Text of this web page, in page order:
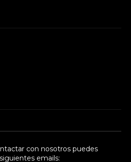
con nosotros puedes
emails: